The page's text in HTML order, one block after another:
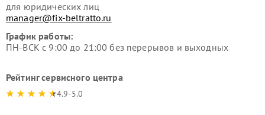
для юридических лиц
manager@fix-beltratto.ru
График работы:
ПН-ВСК с 9:00 до 21:00 без перерывов и выходных
Рейтинг сервисного центра
4.9-5.0